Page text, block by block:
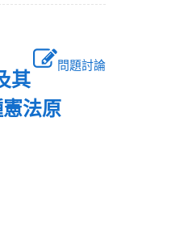
問題討論
其
法原